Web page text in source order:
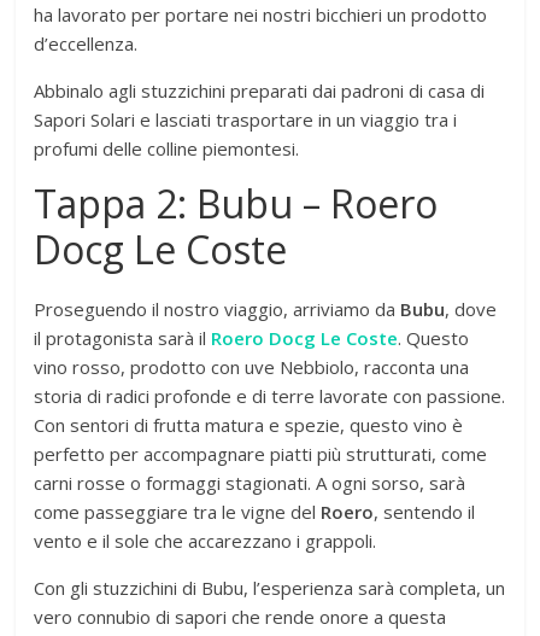
ha lavorato per portare nei nostri bicchieri un prodotto
d’eccellenza.
Abbinalo agli stuzzichini preparati dai padroni di casa di
Sapori Solari e lasciati trasportare in un viaggio tra i
profumi delle colline piemontesi.
Tappa 2: Bubu – Roero
Docg Le Coste
Proseguendo il nostro viaggio, arriviamo da Bubu, dove
il protagonista sarà il Roero Docg Le Coste. Questo
vino rosso, prodotto con uve Nebbiolo, racconta una
storia di radici profonde e di terre lavorate con passione.
Con sentori di frutta matura e spezie, questo vino è
perfetto per accompagnare piatti più strutturati, come
carni rosse o formaggi stagionati. A ogni sorso, sarà
come passeggiare tra le vigne del Roero, sentendo il
vento e il sole che accarezzano i grappoli.
Con gli stuzzichini di Bubu, l’esperienza sarà completa, un
vero connubio di sapori che rende onore a questa